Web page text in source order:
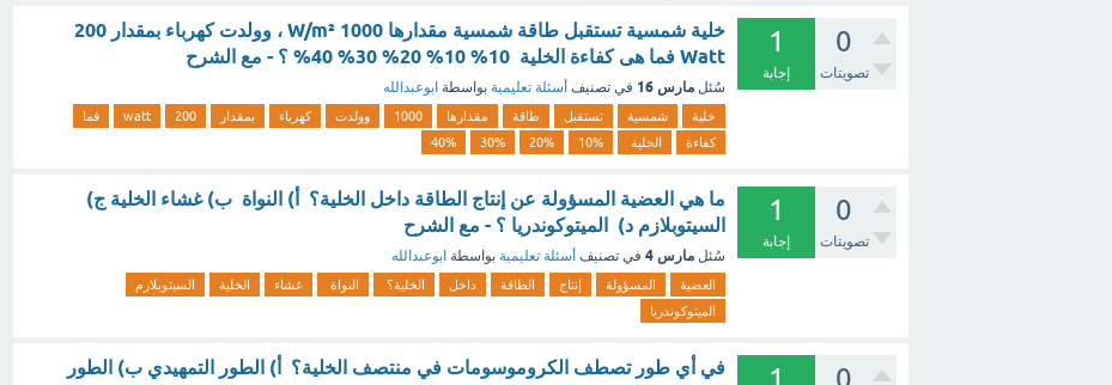
0
تصويتات
1
إجابة
خلية شمسية تستقبل طاقة شمسية مقدارها 1000 W/m² ، وولدت كهرباء بمقدار 200
Watt فما هى كفاءة الخلية 10% 10% 20% 30% 40% ؟ - مع الشرح
سُئل مارس 16 في تصنيف أسئلة تعليمية بواسطة ابوعبدالله
خلية شمسية تستقبل طاقة مقدارها 1000 وولدت كهرباء بمقدار 200
watt
فما
كفاءة
الخلية 10%
20%
30%
40%
0
تصويتات
1
إجابة
ما هي العضية المسؤولة عن إنتاج الطاقة داخل الخلية؟ أ) النواة ب) غشاء الخلية ج)
السيتوبلازم د) الميتوكوندريا ؟ - مع الشرح
سُئل مارس 4 في تصنيف أسئلة تعليمية بواسطة ابوعبدالله
العضية المسؤولة إنتاج الطاقة داخل الخلية؟ النواة غشاء الخلية
السيتوبلازم
الميتوكوندريا
0
1
في أي طور تصطف الكروموسومات في منتصف الخلية؟ أ) الطور التمهيدي ب) الطور